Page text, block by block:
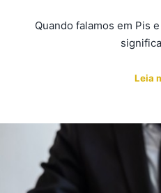
Quando falamos em Pis
Leia